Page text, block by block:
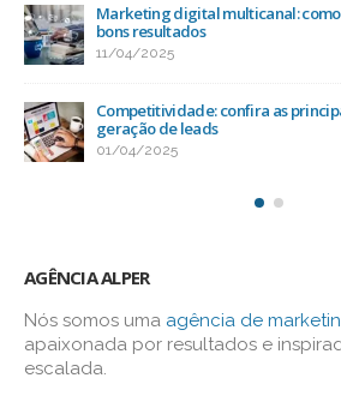
com
de
Como a mídia
Otimização de
busca orgânica
AGÊNCIA ALPER
Nós somos uma agência de
apaixonada por resultados e
escalada.